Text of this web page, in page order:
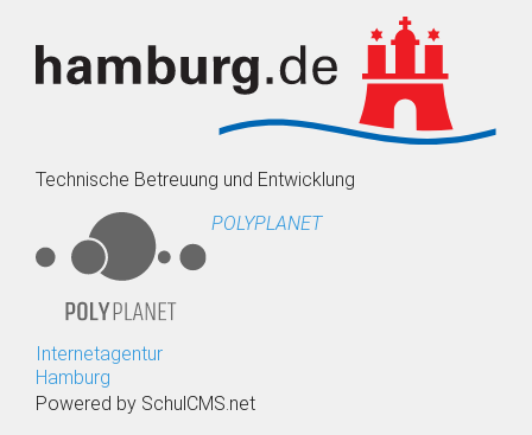
Technische Betreuung und Entwicklung
POLYPLANET
Internetagentur
Hamburg
Powered by SchulCMS.net